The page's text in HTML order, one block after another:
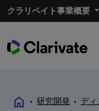
クラリベイト事業概要​
home • 研究開発 • デ